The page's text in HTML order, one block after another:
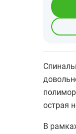
острая
В